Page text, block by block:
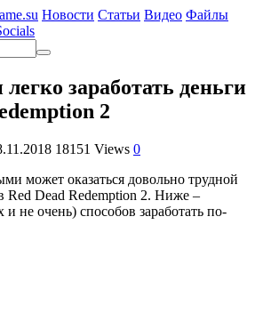
Новости Статьи Видео Файлы
заработать деньги
2
18151 Views 0
может оказаться довольно трудной
Red Dead Redemption 2. Ниже –
и не очень) способов заработать по-